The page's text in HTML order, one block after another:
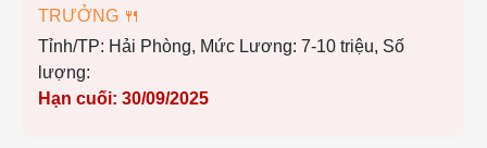
🍴 NHÀ HÀNG MUỐI TIÊU TUYỂN DỤNG – BẾP
TRƯỞNG 🍴
Tỉnh/TP: Hải Phòng,
lượng: 1